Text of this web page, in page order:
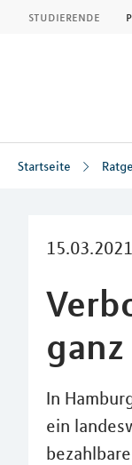
studierende
Startseite
15.03.2021
In
ein